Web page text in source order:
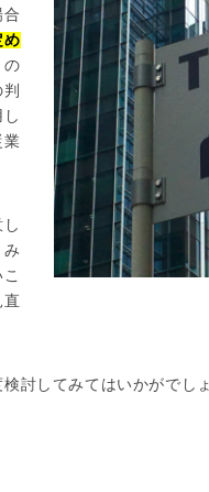
合
め
の
業
み
直
討してみてはいかがでし